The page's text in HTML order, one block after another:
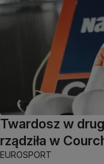
Twardosz w
rządziła w
EUROSPORT